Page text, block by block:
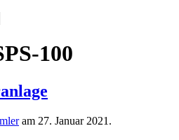
100
am 27. Januar 2021 .